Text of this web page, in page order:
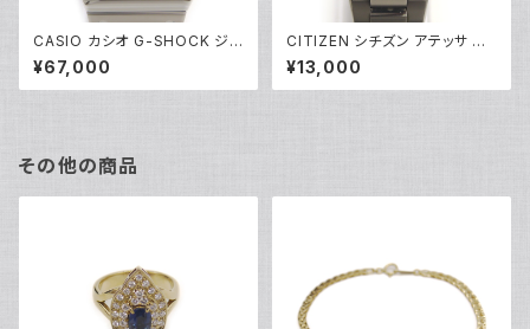
CASIO カシオ G-SHOCK ジ
ーショック GMC-B2100D-1AJ
F フルメタルクロノグラフ ソーラ
ー電波時計 モバイルリンク 黒
¥67,000
CITIZEN シチズン アテッサ エ
コドライブ ソーラー 電波時計 H
410-T003967 黒文字盤 Y05
270
¥13,000
その他の商品